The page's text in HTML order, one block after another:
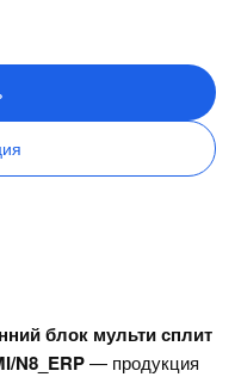
блок мульти сплит
N8_ERP— продукция